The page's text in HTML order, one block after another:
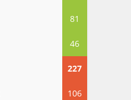
81
46
227
106